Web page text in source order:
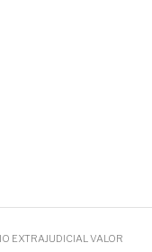
EXTRAJUDICIAL VALOR